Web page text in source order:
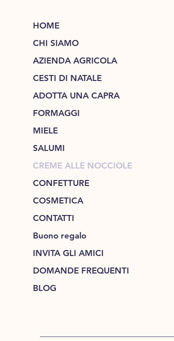
HOME
CHI SIAMO
AZIENDA AGRICOLA
CESTI DI NATALE
ADOTTA UNA CAPRA
FORMAGGI
MIELE
SALUMI
CREME ALLE NOCCIOLE
CONFETTURE
COSMETICA
CONTATTI
Buono regalo
INVITA GLI AMICI
DOMANDE FREQUENTI
BLOG